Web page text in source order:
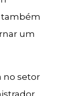
também
um
no setor